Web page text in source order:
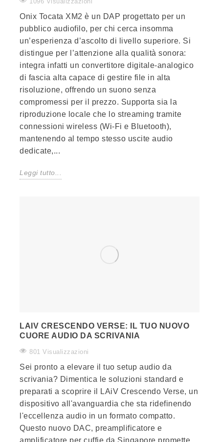
Onix Tocata XM2 è un DAP progettato per un
pubblico audiofilo, per chi cerca insomma
un’esperienza d’ascolto di livello superiore. Si
distingue per l’attenzione alla qualità sonora:
integra infatti un convertitore digitale-analogico
di fascia alta capace di gestire file in alta
risoluzione, offrendo un suono senza
compromessi per il prezzo. Supporta sia la
riproduzione locale che lo streaming tramite
connessioni wireless (Wi-Fi e Bluetooth),
mantenendo al tempo stesso uscite audio
dedicate,...
Leggi tutto...
LAIV CRESCENDO VERSE: IL TUO NUOVO
CUORE AUDIO DA SCRIVANIA
801 Visualizzazioni
Sei pronto a elevare il tuo setup audio da
scrivania? Dimentica le soluzioni standard e
preparati a scoprire il LAiV Crescendo Verse, un
dispositivo all'avanguardia che sta ridefinendo
l'eccellenza audio in un formato compatto.
Questo nuovo DAC, preamplificatore e
amplificatore per cuffie da Singapore promette